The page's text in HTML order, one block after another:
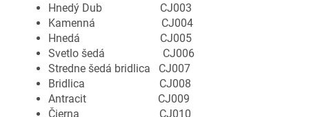
Hnedý Dub CJ003
Kamenná CJ004
Hnedá CJ005
Svetlo šedá CJ006
Stredne šedá bridlica CJ007
Bridlica CJ008
Antracit CJ009
Čierna CJ010